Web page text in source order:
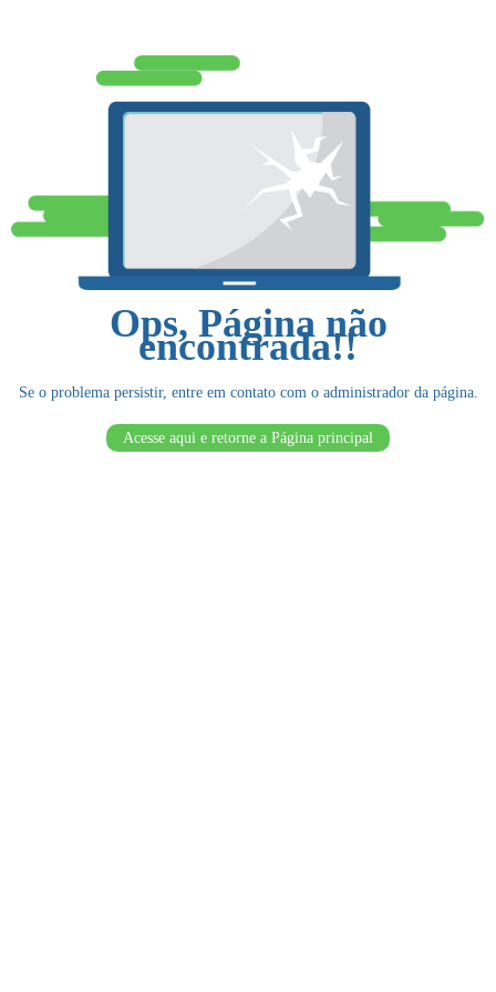
Ops, Página não
encontrada!!
Se o problema persistir, entre em contato com o administrador da página.
Acesse aqui e retorne a Página principal